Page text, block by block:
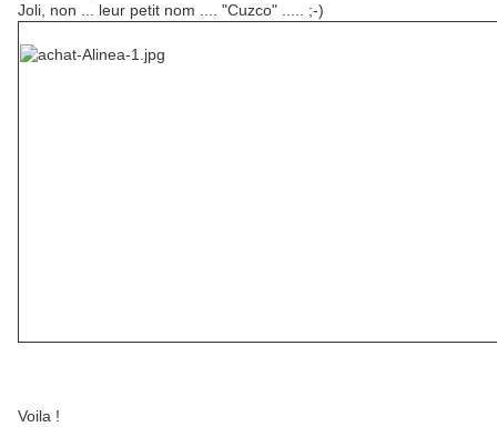
Joli, non ... leur petit nom .... "Cuzco" ..... ;-)
Voila !